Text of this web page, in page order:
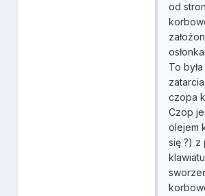
od
To
czopa
Czop
olejem
się ?) z